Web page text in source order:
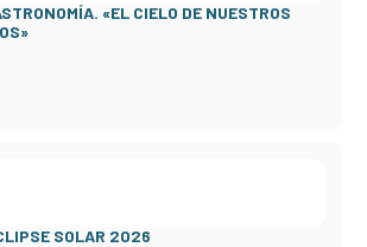
«EL CIELO DE NUESTROS
SOLAR 2026